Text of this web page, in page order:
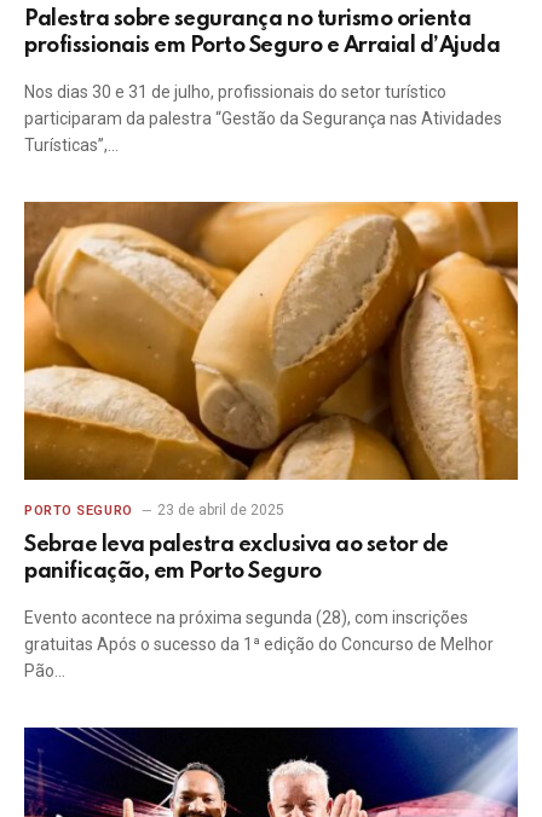
Palestra sobre segurança no turismo orienta
profissionais em Porto Seguro e Arraial d’Ajuda
Nos dias 30 e 31 de julho, profissionais do setor turístico
participaram da palestra “Gestão da Segurança nas Atividades
Turísticas”,…
PORTO SEGURO 23 de abril de 2025
Sebrae leva palestra exclusiva ao setor de
panificação, em Porto Seguro
Evento acontece na próxima segunda (28), com inscrições
gratuitas Após o sucesso da 1ª edição do Concurso de Melhor
Pão…